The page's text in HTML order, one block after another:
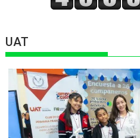
UAT